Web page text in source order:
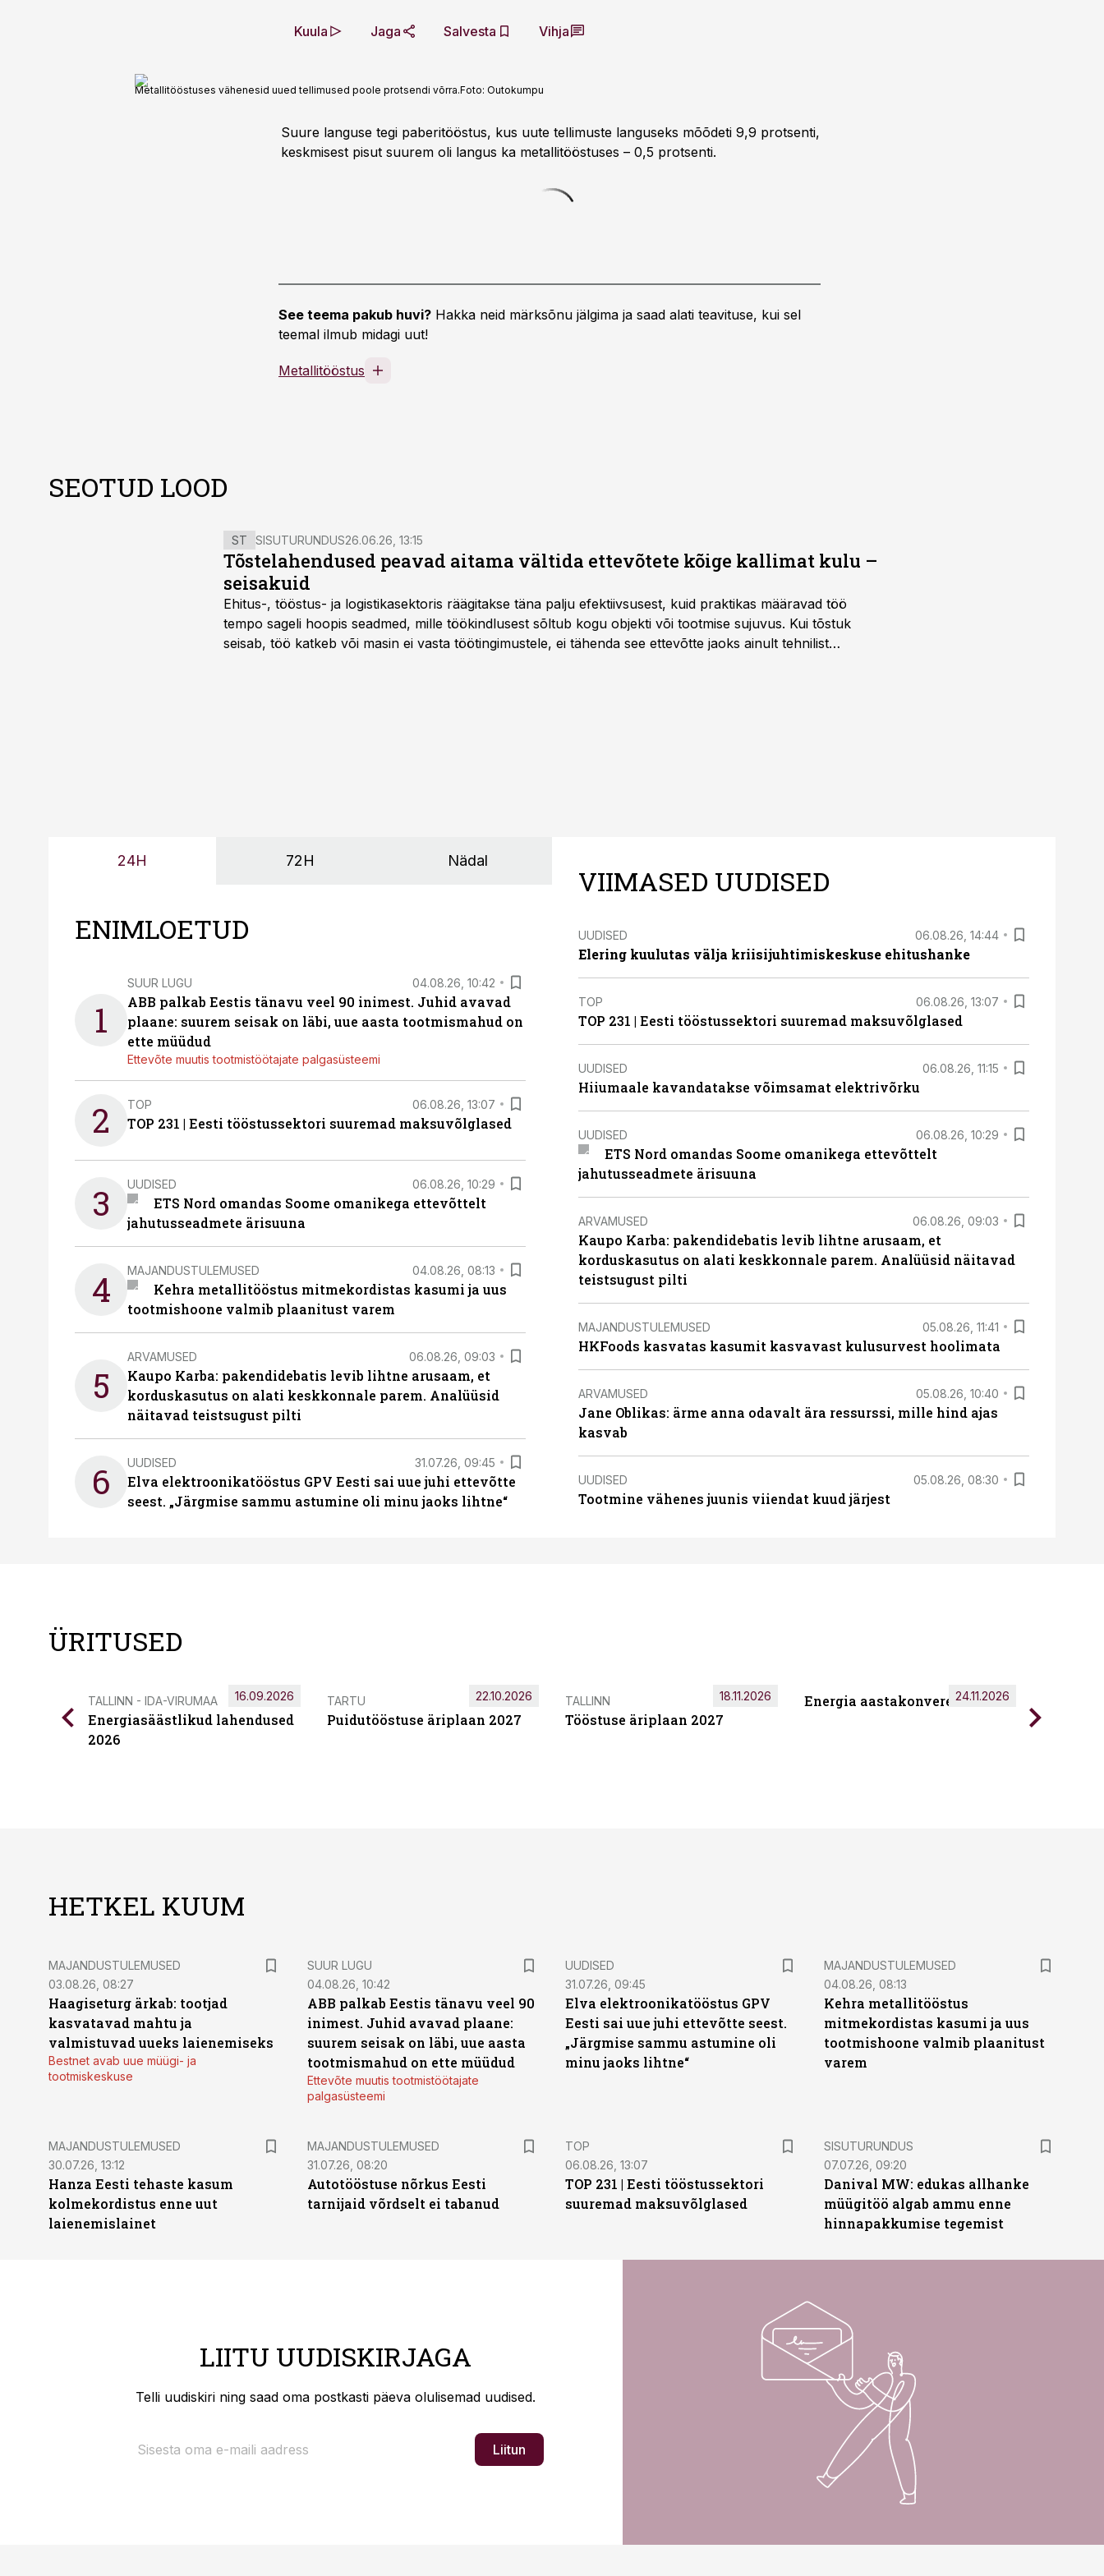
Kuula Jaga Salvesta Vihja
Metallitööstuses vähenesid uued tellimused poole protsendi võrra.Foto: Outokumpu
Suure languse tegi paberitööstus, kus uute tellimuste languseks mõõdeti 9,9 protsenti,
keskmisest pisut suurem oli langus ka metallitööstuses – 0,5 protsenti.
See teema pakub huvi? Hakka neid märksõnu jälgima ja saad alati teavituse, kui sel
teemal ilmub midagi uut!
Metallitööstus
SEOTUD LOOD
ST SISUTURUNDUS26.06.26, 13:15
Tõstelahendused peavad aitama vältida ettevõtete kõige kallimat kulu –
seisakuid
Ehitus-, tööstus- ja logistikasektoris räägitakse täna palju efektiivsusest, kuid praktikas määravad töö
tempo sageli hoopis seadmed, mille töökindlusest sõltub kogu objekti või tootmise sujuvus. Kui tõstuk
seisab, töö katkeb või masin ei vasta töötingimustele, ei tähenda see ettevõtte jaoks ainult tehnilist
24H 72H Nädal
ENIMLOETUD
1
SUUR LUGU 04.08.26, 10:42
ABB palkab Eestis tänavu veel 90 inimest. Juhid avavad
plaane: suurem seisak on läbi, uue aasta tootmismahud on
ette müüdud
Ettevõte muutis tootmistöötajate palgasüsteemi
2 TOP 06.08.26, 13:07
TOP 231 | Eesti tööstussektori suuremad maksuvõlglased
3 UUDISED 06.08.26, 10:29
ETS Nord omandas Soome omanikega ettevõttelt
jahutusseadmete ärisuuna
4 MAJANDUSTULEMUSED 04.08.26, 08:13
Kehra metallitööstus mitmekordistas kasumi ja uus
tootmishoone valmib plaanitust varem
5
ARVAMUSED 06.08.26, 09:03
Kaupo Karba: pakendidebatis levib lihtne arusaam, et
korduskasutus on alati keskkonnale parem. Analüüsid
näitavad teistsugust pilti
6 UUDISED 31.07.26, 09:45
Elva elektroonikatööstus GPV Eesti sai uue juhi ettevõtte
seest. „Järgmise sammu astumine oli minu jaoks lihtne“
VIIMASED UUDISED
UUDISED 06.08.26, 14:44
Elering kuulutas välja kriisijuhtimiskeskuse ehitushanke
TOP 06.08.26, 13:07
TOP 231 | Eesti tööstussektori suuremad maksuvõlglased
UUDISED 06.08.26, 11:15
Hiiumaale kavandatakse võimsamat elektrivõrku
UUDISED 06.08.26, 10:29
ETS Nord omandas Soome omanikega ettevõttelt
jahutusseadmete ärisuuna
ARVAMUSED 06.08.26, 09:03
Kaupo Karba: pakendidebatis levib lihtne arusaam, et
korduskasutus on alati keskkonnale parem. Analüüsid näitavad
teistsugust pilti
MAJANDUSTULEMUSED 05.08.26, 11:41
HKFoods kasvatas kasumit kasvavast kulusurvest hoolimata
ARVAMUSED 05.08.26, 10:40
Jane Oblikas: ärme anna odavalt ära ressurssi, mille hind ajas
kasvab
UUDISED 05.08.26, 08:30
Tootmine vähenes juunis viiendat kuud järjest
ÜRITUSED
TALLINN - IDA-VIRUMAA
Energiasäästlikud lahendused
2026
16.09.2026 TARTU
Puidutööstuse äriplaan 2027
22.10.2026 TALLINN
Tööstuse äriplaan 2027
18.11.2026 Energia aastakonverents 2026
24.11.2026
HETKEL KUUM
MAJANDUSTULEMUSED
03.08.26, 08:27
Haagiseturg ärkab: tootjad
kasvatavad mahtu ja
valmistuvad uueks laienemiseks
Bestnet avab uue müügi- ja
tootmiskeskuse
SUUR LUGU
04.08.26, 10:42
ABB palkab Eestis tänavu veel 90
inimest. Juhid avavad plaane:
suurem seisak on läbi, uue aasta
tootmismahud on ette müüdud
Ettevõte muutis tootmistöötajate
palgasüsteemi
UUDISED
31.07.26, 09:45
Elva elektroonikatööstus GPV
Eesti sai uue juhi ettevõtte seest.
„Järgmise sammu astumine oli
minu jaoks lihtne“
MAJANDUSTULEMUSED
04.08.26, 08:13
Kehra metallitööstus
mitmekordistas kasumi ja uus
tootmishoone valmib plaanitust
varem
MAJANDUSTULEMUSED
30.07.26, 13:12
Hanza Eesti tehaste kasum
kolmekordistus enne uut
laienemislainet
MAJANDUSTULEMUSED
31.07.26, 08:20
Autotööstuse nõrkus Eesti
tarnijaid võrdselt ei tabanud
TOP
06.08.26, 13:07
TOP 231 | Eesti tööstussektori
suuremad maksuvõlglased
ST
SISUTURUNDUS
07.07.26, 09:20
Danival MW: edukas allhanke
müügitöö algab ammu enne
hinnapakkumise tegemist
LIITU UUDISKIRJAGA
Telli uudiskiri ning saad oma postkasti päeva olulisemad uudised.
Liitun